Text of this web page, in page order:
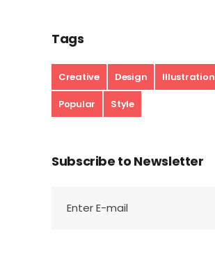
Tags
Creative Design Illustration
Popular Style
Subscribe to Newsletter